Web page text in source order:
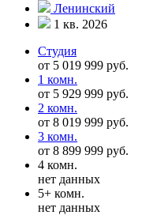
Ленинский
1 кв. 2026
Студия
от 5 019 999 руб.
1 комн.
от 5 929 999 руб.
2 комн.
от 8 019 999 руб.
3 комн.
от 8 899 999 руб.
4 комн.
нет данных
5+ комн.
нет данных